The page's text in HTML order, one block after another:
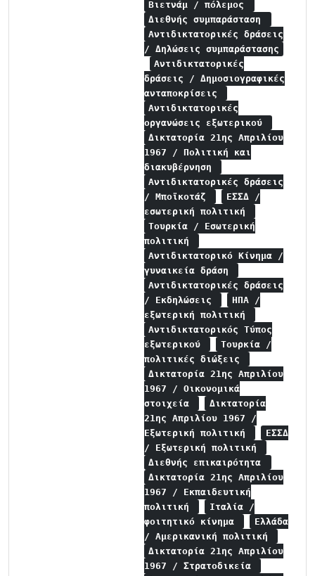
Βιετνάμ / πόλεμος
Διεθνής συμπαράσταση
Αντιδικτατορικές δράσεις
/ Δηλώσεις συμπαράστασης
Αντιδικτατορικές
δράσεις / Δημοσιογραφικές
ανταποκρίσεις
Αντιδικτατορικές
οργανώσεις εξωτερικού
Δικτατορία 21ης Απριλίου
1967 / Πολιτική και
διακυβέρνηση
Αντιδικτατορικές δράσεις
/ Μποϊκοτάζ
ΕΣΣΔ /
εσωτερική πολιτική
Τουρκία / Εσωτερική
πολιτική
Αντιδικτατορικό Κίνημα /
γυναικεία δράση
Αντιδικτατορικές δράσεις
/ Εκδηλώσεις
ΗΠΑ /
εξωτερική πολιτική
Αντιδικτατορικός Τύπος
εξωτερικού
Τουρκία /
πολιτικές διώξεις
Δικτατορία 21ης Απριλίου
1967 / Οικονομικά
στοιχεία
Δικτατορία
21ης Απριλίου 1967 /
Εξωτερική πολιτική
ΕΣΣΔ
/ Εξωτερική πολιτική
Διεθνής επικαιρότητα
Δικτατορία 21ης Απριλίου
1967 / Εκπαιδευτική
πολιτική
Ιταλία /
φοιτητικό κίνημα
Ελλάδα
/ Αμερικανική πολιτική
Δικτατορία 21ης Απριλίου
1967 / Στρατοδικεία